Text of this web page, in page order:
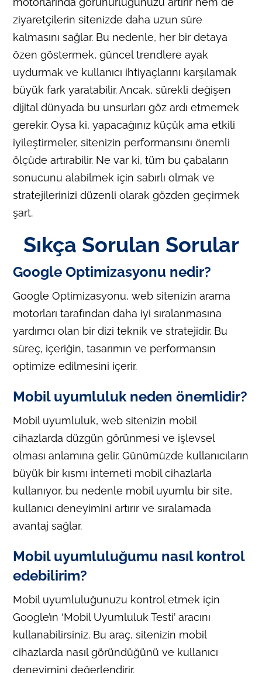
ziyaretçilerin sitenizde daha uzun süre
kalmasını sağlar. Bu nedenle, her bir detaya
özen göstermek, güncel trendlere ayak
uydurmak ve kullanıcı ihtiyaçlarını karşılamak
büyük fark yaratabilir. Ancak, sürekli değişen
dijital dünyada bu unsurları göz ardı etmemek
gerekir. Oysa ki, yapacağınız küçük ama etkili
iyileştirmeler, sitenizin performansını önemli
ölçüde artırabilir. Ne var ki, tüm bu çabaların
sonucunu alabilmek için sabırlı olmak ve
stratejilerinizi düzenli olarak gözden geçirmek
şart.
Sıkça Sorulan Sorular
Google Optimizasyonu nedir?
Google Optimizasyonu, web sitenizin arama
motorları tarafından daha iyi sıralanmasına
yardımcı olan bir dizi teknik ve stratejidir. Bu
süreç, içeriğin, tasarımın ve performansın
optimize edilmesini içerir.
Mobil uyumluluk neden önemlidir?
Mobil uyumluluk, web sitenizin mobil
cihazlarda düzgün görünmesi ve işlevsel
olması anlamına gelir. Günümüzde kullanıcıların
büyük bir kısmı interneti mobil cihazlarla
kullanıyor, bu nedenle mobil uyumlu bir site,
kullanıcı deneyimini artırır ve sıralamada
avantaj sağlar.
Mobil uyumluluğumu nasıl kontrol
edebilirim?
Mobil uyumluluğunuzu kontrol etmek için
Google’ın ‘Mobil Uyumluluk Testi’ aracını
kullanabilirsiniz. Bu araç, sitenizin mobil
cihazlarda nasıl göründüğünü ve kullanıcı
deneyimini değerlendirir.